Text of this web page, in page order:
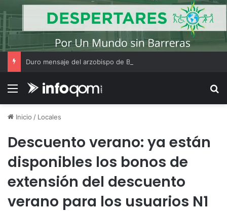
Menú
Inicio / Locales
Descuento verano: ya están
disponibles los bonos de
extensión del descuento
verano para los usuarios N1